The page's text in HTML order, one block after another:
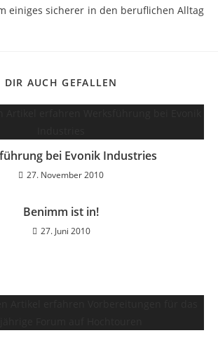
einiges sicherer in den beruflichen Alltag
AUCH GEFALLEN
bei Evonik Industries
27. November 2010
Benimm ist in!
27. Juni 2010